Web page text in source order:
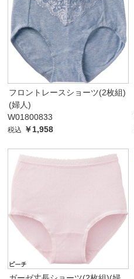
フロントレースショーツ(2枚組)
(婦人)
W01800833
税込 ￥1,958